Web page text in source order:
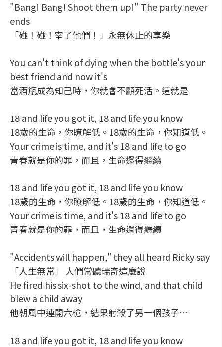
"Bang! Bang! Shoot them up!" The party never
ends
「碰！碰！宰了他們！」永無休止的享樂
You can't think of dying when the bottle's your
best friend and now it's
當酒瓶成為知己時，你就會不顧死活。這就是
18 and life you got it, 18 and life you know
18歲的生命，你瞭解低。18歲的生命，你知道低。
Your crime is time, and it's 18 and life to go
青春就是你的罪，而且，生命還得繼續
18 and life you got it, 18 and life you know
18歲的生命，你瞭解低。18歲的生命，你知道低。
Your crime is time, and it's 18 and life to go
青春就是你的罪，而且，生命還得繼續
"Accidents will happen," they all heard Ricky say
「人生無常」 人們常聽瑞奇這麼說
He fired his six-shot to the wind, and that child
blew a child away
他朝風中連開六槍，結果射殺了另一個孩子…
18 and life you got it, 18 and life you know